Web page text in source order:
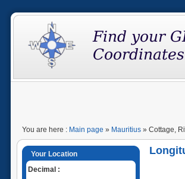
You are here : Main page » Mauritius » Cottage,
Your Location
Decimal :